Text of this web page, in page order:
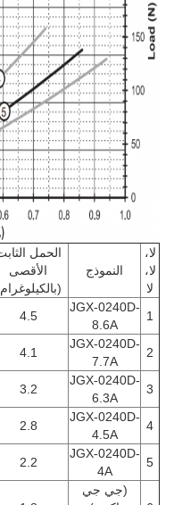
لا،
لا،
النموذج
الحمل الثابت
الأقصى
(بالكيلوغرام)
JGX-0240D-
8.6A
4.5
JGX-0240D-
7.7A
4.1
JGX-0240D-
6.3A
3.2
4
JGX-0240D-
4.5A
2.8
5
JGX-0240D-
4A
2.2
(جي جي